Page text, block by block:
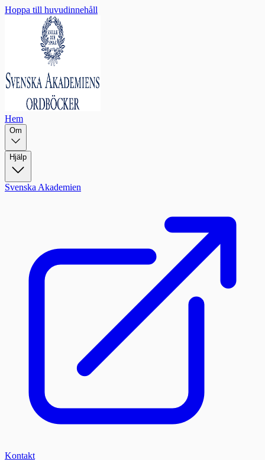
Hoppa till huvudinnehåll
Hem
Om
Hjälp
Svenska Akademien
Kontakt